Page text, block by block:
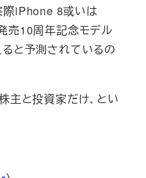
際iPhone 8或いは
売10周年記念モデル
と予測されているの
主と投資家だけ、とい